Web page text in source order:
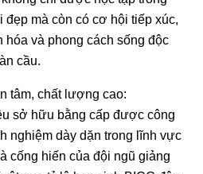
mà còn có cơ hội tiếp xúc,
hóa và phong cách sống độc
cầu.
tâm, chất lượng cao:
sở hữu bằng cấp được công
nghiệm dày dặn trong lĩnh vực
cống hiến của đội ngũ giảng